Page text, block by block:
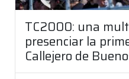
TC2000: una
presenciar la
Callejero de